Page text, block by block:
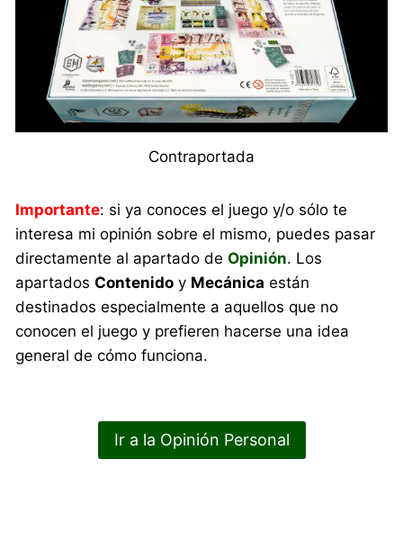
Contraportada
Importante: si ya conoces el juego y/o sólo te
interesa mi opinión sobre el mismo, puedes pasar
directamente al apartado deOpinión. Los
apartadosContenido y Mecánica están
destinados especialmente a aquellos que no
conocen el juego y prefieren hacerse una idea
general de cómo funciona.
Ir a la Opinión Personal